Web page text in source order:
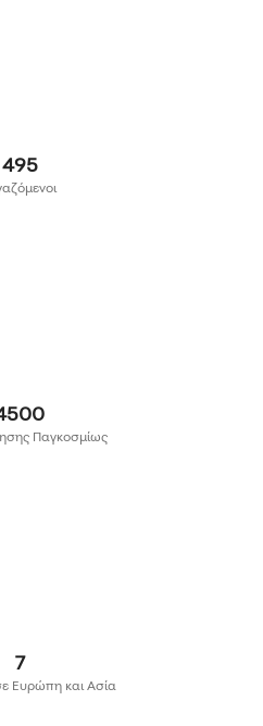
550
Παγκοσμίως
8
Ευρώπη και Ασία